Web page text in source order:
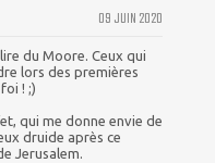
09 JUIN 2020
du Moore. Ceux qui
lors des premières
! ;)
qui me donne envie de
druide après ce
Jerusalem.